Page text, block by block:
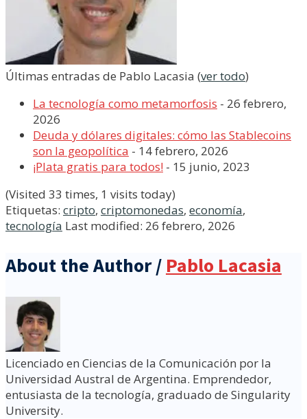
Últimas entradas de Pablo Lacasia (ver todo)
La tecnología como metamorfosis - 26 febrero,
2026
Deuda y dólares digitales: cómo las Stablecoins
son la geopolítica - 14 febrero, 2026
¡Plata gratis para todos! - 15 junio, 2023
(Visited 33 times, 1 visits today)
Etiquetas: cripto, criptomonedas, economía,
tecnología Last modified: 26 febrero, 2026
About the Author / Pablo Lacasia
Licenciado en Ciencias de la Comunicación por la
Universidad Austral de Argentina. Emprendedor,
entusiasta de la tecnología, graduado de Singularity
University.